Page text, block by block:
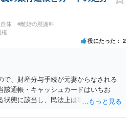
える」「当然に親権を取得できる」と
ですので、不貞行為の有無とは別
金等の資料を確保しておくことが重
になるか」という観点です。そのた
方が主として養育しているのであれ
入浴・寝かしつけ等の日常的な育児、
園との連絡、夫婦それぞれの勤務状
境を用意できるかといった、これまで
体
#離婚の慰謝料
権
役にたった 2
で、財産分与手続が元妻からなされる
該通帳・キャッシュカードはいちお
状態に該当し、民法上は事務管理（597